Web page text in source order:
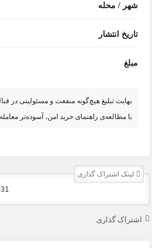
شهر / محله
تاریخ انتشار
مبلغ
نهایت تبلیغ هیچ‌گونه منفعت و مسئولیتی در
با مطالعه‌ی راهنمای خرید امن، آسوده‌تر معامله
لینک اشتراک گذاری
اشتراک گذاری